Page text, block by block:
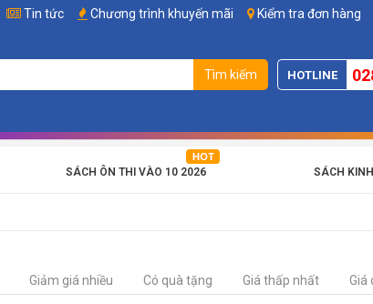
Tin tức Chương trình khuyến mãi Kiểm tra đơn hàng
Tìm kiếm HOTLINE
SÁCH ÔN THI VÀO 10 2026 SÁCH
Giảm giá nhiều Có quà tặng Giá thấp nhất Giá